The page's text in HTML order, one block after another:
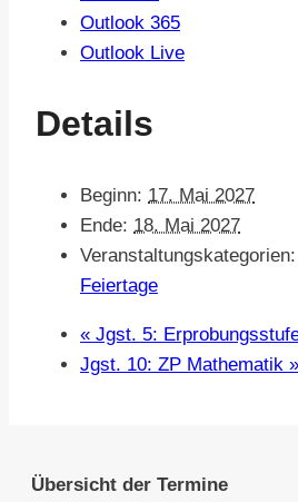
Outlook 365
Outlook Live
Details
Beginn: 17. Mai 2027
Ende: 18. Mai 2027
Veranstaltungskategorien:
Feiertage
« Jgst. 5:
Jgst. 10: ZP Mathematik »
Übersicht der Termine